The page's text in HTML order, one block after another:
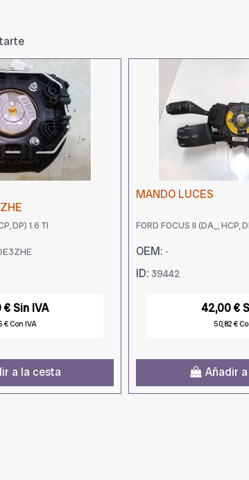
DP) 1.6 TI
€ Sin IVA
€ Con IVA
a la cesta
MANDO LUCES
FORD FOCUS II (DA_, HCP,
OEM: -
ID: 39442
42,00 €
50,82 €
Añadir